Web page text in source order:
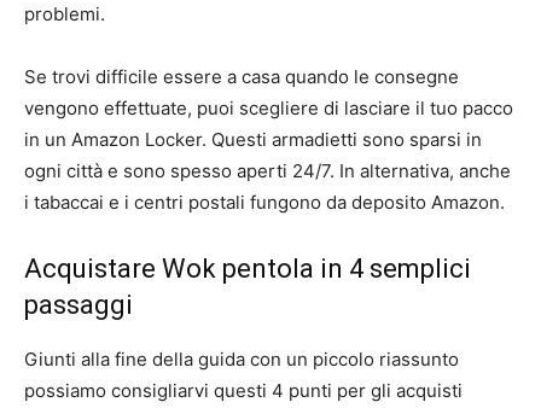
problemi.
Se trovi difficile essere a casa quando le consegne
vengono effettuate, puoi scegliere di lasciare il tuo pacco
in un Amazon Locker. Questi armadietti sono sparsi in
ogni città e sono spesso aperti 24/7. In alternativa, anche
i tabaccai e i centri postali fungono da deposito Amazon.
Acquistare Wok pentola in 4 semplici
passaggi
Giunti alla fine della guida con un piccolo riassunto
possiamo consigliarvi questi 4 punti per gli acquisti